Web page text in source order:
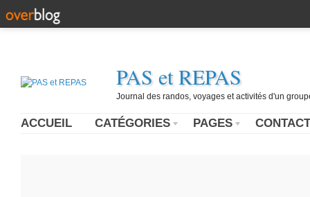
PAS et REPAS
Journal des randos, voyages et activités d'un
ACCUEIL CATÉGORIES PAGES CONTACT